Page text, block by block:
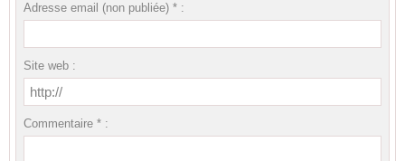
Adresse email (non publiée) * :
Site web :
Commentaire * :